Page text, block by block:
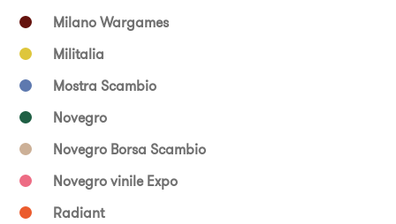
Milano Wargames
Militalia
Mostra Scambio
Novegro
Novegro Borsa Scambio
Novegro vinile Expo
Radiant